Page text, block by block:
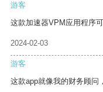
游客
这款加速器VPM应用程序
2024-02-03
游客
这款app就像我的财务顾问